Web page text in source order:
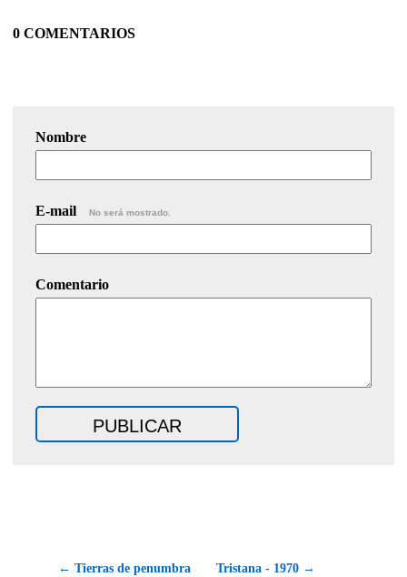
0 COMENTARIOS
Nombre
E-mail No será mostrado.
Comentario
← Tierras de penumbra Tristana - 1970 →